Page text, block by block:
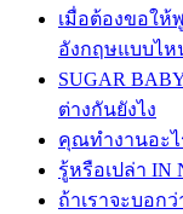
เมื่อต้องขอให้
อังกฤษแบบไห
SUGAR
ต่างกันยังไง
คุณทำงานอะไ
รู้หรือเปล่า IN
ถ้าเราจะบอก